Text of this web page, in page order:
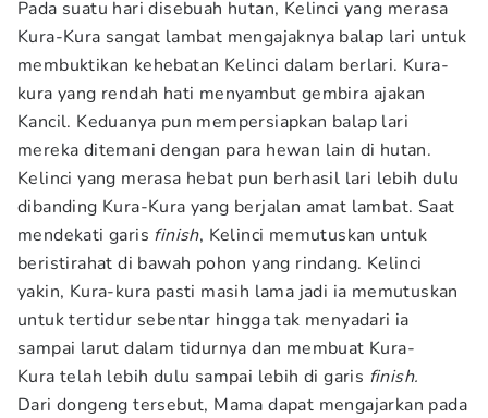
Pada suatu hari disebuah hutan, Kelinci yang merasa
Kura-Kura sangat lambat mengajaknya balap lari untuk
membuktikan kehebatan Kelinci dalam berlari. Kura-
kura yang rendah hati menyambut gembira ajakan
Kancil. Keduanya pun mempersiapkan balap lari
mereka ditemani dengan para hewan lain di hutan.
Kelinci yang merasa hebat pun berhasil lari lebih dulu
dibanding Kura-Kura yang berjalan amat lambat. Saat
mendekati garis finish, Kelinci memutuskan untuk
beristirahat di bawah pohon yang rindang. Kelinci
yakin, Kura-kura pasti masih lama jadi ia memutuskan
untuk tertidur sebentar hingga tak menyadari ia
sampai larut dalam tidurnya dan membuat Kura-
Kura telah lebih dulu sampai lebih di garis finish.
Dari dongeng tersebut, Mama dapat mengajarkan pada